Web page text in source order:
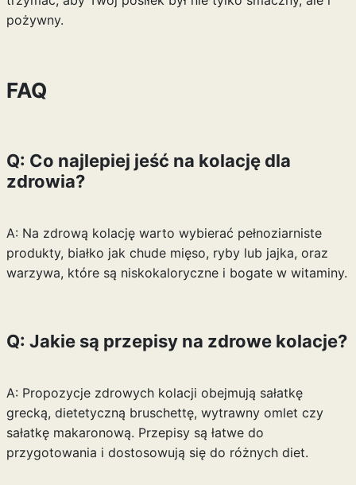
pożywny.
FAQ
Q: Co najlepiej jeść na kolację dla
zdrowia?
A: Na zdrową kolację warto wybierać pełnoziarniste
produkty, białko jak chude mięso, ryby lub jajka, oraz
warzywa, które są niskokaloryczne i bogate w witaminy.
Q: Jakie są przepisy na zdrowe kolacje?
A: Propozycje zdrowych kolacji obejmują sałatkę
grecką, dietetyczną bruschettę, wytrawny omlet czy
sałatkę makaronową. Przepisy są łatwe do
przygotowania i dostosowują się do różnych diet.